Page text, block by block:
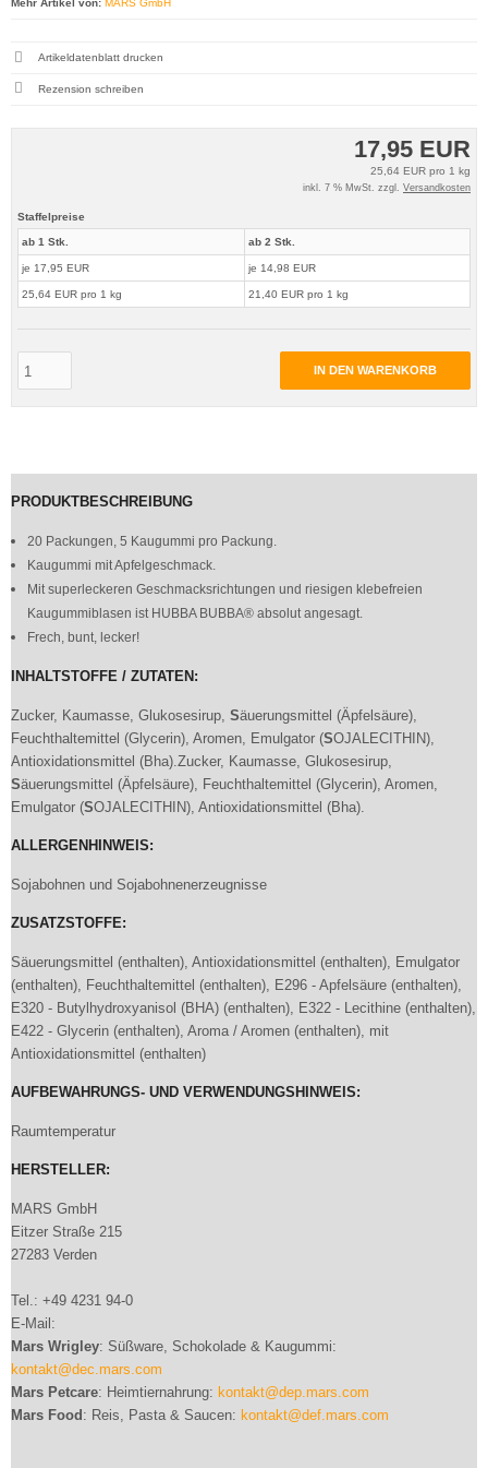
17,95 EUR
25,64 EUR pro 1 kg
inkl. 7 % MwSt. zzgl. Versandkosten
Staffelpreise
ab 1 Stk.
je 17,95 EUR
25,64 EUR pro 1 kg
ab 2 Stk.
je 14,98 EUR
21,40 EUR pro 1 kg
IN DEN WARENKORB
Mehr Artikel von: MARS GmbH
Artikeldatenblatt drucken
Rezension schreiben
PRODUKTBESCHREIBUNG
20 Packungen, 5 Kaugummi pro Packung.
Kaugummi mit Apfelgeschmack.
Mit superleckeren Geschmacksrichtungen und riesigen klebefreien
Kaugummiblasen ist HUBBA BUBBA® absolut angesagt.
Frech, bunt, lecker!
INHALTSTOFFE / ZUTATEN:
Zucker, Kaumasse, Glukosesirup, Säuerungsmittel (Äpfelsäure),
Feuchthaltemittel (Glycerin), Aromen, Emulgator (SOJALECITHIN),
Antioxidationsmittel (Bha).Zucker, Kaumasse, Glukosesirup,
Säuerungsmittel (Äpfelsäure), Feuchthaltemittel (Glycerin), Aromen,
Emulgator (SOJALECITHIN), Antioxidationsmittel (Bha).
ALLERGENHINWEIS:
Sojabohnen und Sojabohnenerzeugnisse
ZUSATZSTOFFE:
Säuerungsmittel (enthalten), Antioxidationsmittel (enthalten), Emulgator
(enthalten), Feuchthaltemittel (enthalten), E296 - Apfelsäure (enthalten),
E320 - Butylhydroxyanisol (BHA) (enthalten), E322 - Lecithine (enthalten),
E422 - Glycerin (enthalten), Aroma / Aromen (enthalten), mit
Antioxidationsmittel (enthalten)
AUFBEWAHRUNGS- UND VERWENDUNGSHINWEIS:
Raumtemperatur
HERSTELLER:
MARS GmbH
Eitzer Straße 215
27283 Verden
Tel.: +49 4231 94-0
E-Mail:
Mars Wrigley: Süßware, Schokolade & Kaugummi:
kontakt@dec.mars.com
Mars Petcare: Heimtiernahrung: kontakt@dep.mars.com
Mars Food : Reis, Pasta & Saucen: kontakt@def.mars.com